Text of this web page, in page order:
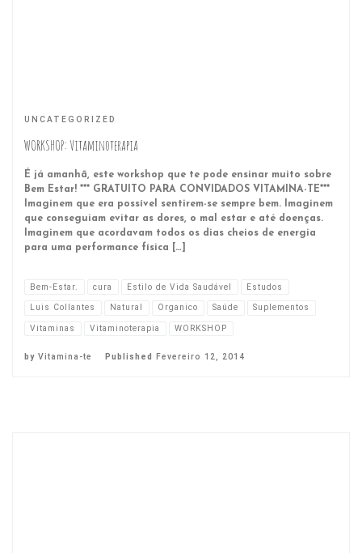
UNCATEGORIZED
WORKSHOP: Vitaminoterapia
É já amanhã, este workshop que te pode ensinar muito sobre
Bem Estar! *** GRATUITO PARA CONVIDADOS VITAMINA-TE***
Imaginem que era possível sentirem-se sempre bem. Imaginem
que conseguiam evitar as dores, o mal estar e até doenças.
Imaginem que acordavam todos os dias cheios de energia
para uma performance física […]
Bem-Estar. cura Estilo de Vida Saudável
Estudos
Luis Collantes
Natural Organico Saúde
Suplementos
Vitaminas
Vitaminoterapia WORKSHOP
by Vitamina-te Published Fevereiro 12, 2014